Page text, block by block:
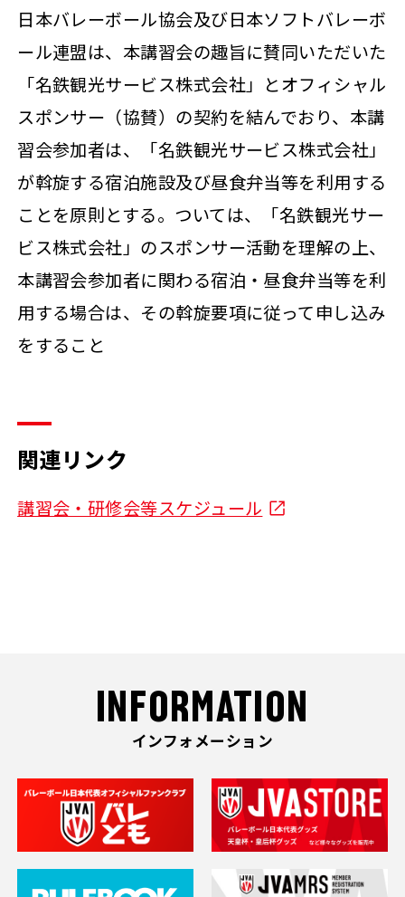
日本バレーボール協会及び日本ソフトバレーボ
ール連盟は、本講習会の趣旨に賛同いただいた
「名鉄観光サービス株式会社」とオフィシャル
スポンサー（協賛）の契約を結んでおり、本講
習会参加者は、「名鉄観光サービス株式会社」
が斡旋する宿泊施設及び昼食弁当等を利用する
ことを原則とする。ついては、「名鉄観光サー
ビス株式会社」のスポンサー活動を理解の上、
本講習会参加者に関わる宿泊・昼食弁当等を利
用する場合は、その斡旋要項に従って申し込み
をすること
関連リンク
講習会・研修会等スケジュール
INFORMATION
インフォメーション